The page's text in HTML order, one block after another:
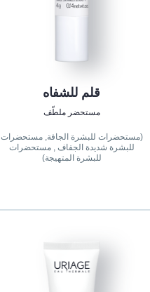
قلم للشفاه
مستحضر ملطّف
(مستحضرات للبشرة الجافة, مستحضرات
للبشرة شديدة الجفاف , مستحضرات
للبشرة المتهيجة)